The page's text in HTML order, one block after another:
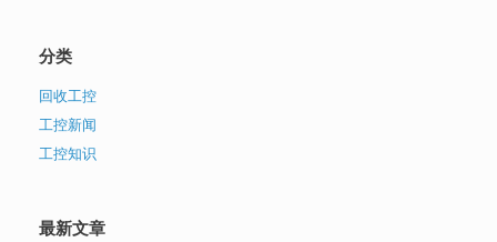
分类
回收工控
工控新闻
工控知识
最新文章